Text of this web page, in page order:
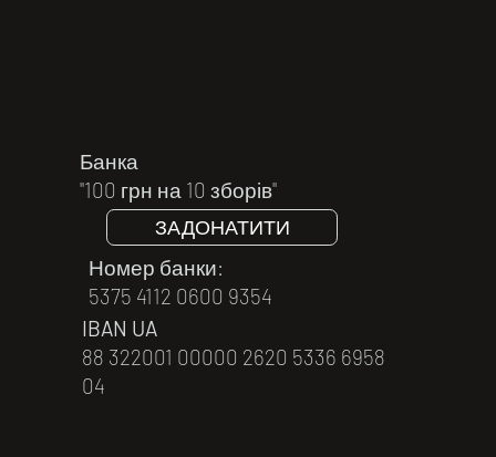
Банка
"100 грн на 10 зборів"
ЗАДОНАТИТИ
Номер банки:
5375 4112 0600 9354
IBAN UA
88 322001 00000 2620 5336 6958
04